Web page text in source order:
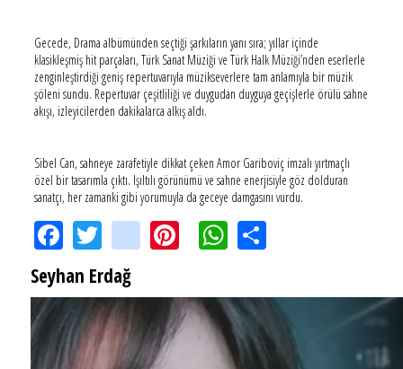
Gecede, Drama albümünden seçtiği şarkıların yanı sıra; yıllar içinde
klasikleşmiş hit parçaları, Türk Sanat Müziği ve Türk Halk Müziği’nden eserlerle
zenginleştirdiği geniş repertuvarıyla müzikseverlere tam anlamıyla bir müzik
şöleni sundu. Repertuvar çeşitliliği ve duygudan duyguya geçişlerle örülü sahne
akışı, izleyicilerden dakikalarca alkış aldı.
Sibel Can, sahneye zarafetiyle dikkat çeken Amor Gariboviç imzalı yırtmaçlı
özel bir tasarımla çıktı. Işıltılı görünümü ve sahne enerjisiyle göz dolduran
sanatçı, her zamanki gibi yorumuyla da geceye damgasını vurdu.
FacebookTwitterinstagramPinterestWhatsApp
Seyhan Erdağ
SEYHAN ERDAĞ YAZDI: Peki Mehmet Ali Erbil bu evliliği neden yaptı?